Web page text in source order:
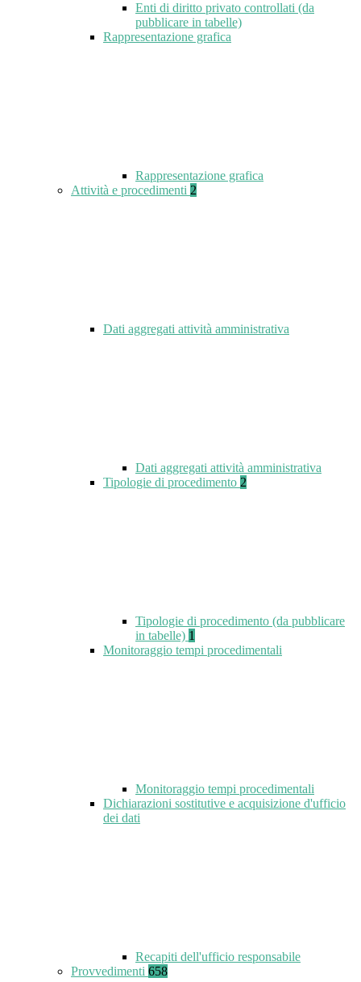
Enti di diritto privato controllati (da
pubblicare in tabelle)
Rappresentazione grafica
Rappresentazione grafica
Attività e procedimenti 2
Dati aggregati attività amministrativa
Dati aggregati attività amministrativa
Tipologie di procedimento 2
Tipologie di procedimento (da pubblicare
in tabelle) 1
Monitoraggio tempi procedimentali
Monitoraggio tempi procedimentali
Dichiarazioni sostitutive e acquisizione d'ufficio
dei dati
Recapiti dell'ufficio responsabile
Provvedimenti 658